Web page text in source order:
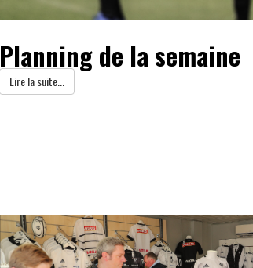
Planning de la semaine
Lire la suite...